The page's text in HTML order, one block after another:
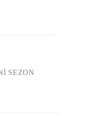
SEZON